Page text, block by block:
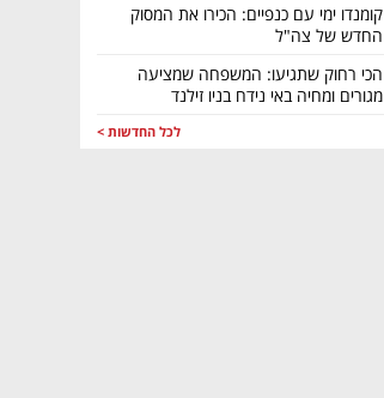
קומנדו ימי עם כנפיים: הכירו את המסוק
החדש של צה"ל
הכי רחוק שתגיעו: המשפחה שמציעה
מגורים ומחיה באי נידח בניו זילנד
לכל החדשות >